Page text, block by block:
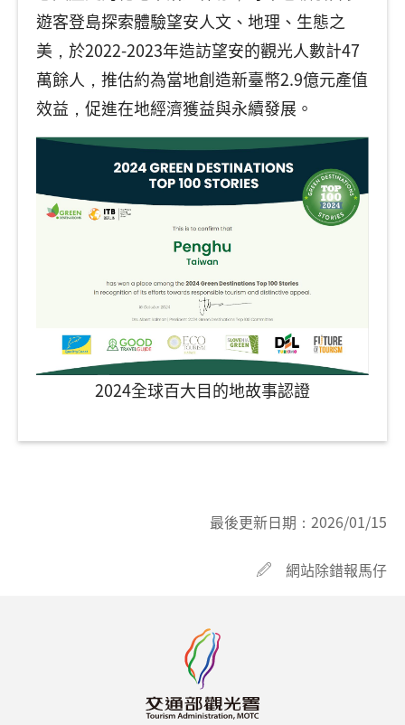
遊客登島探索體驗望安人文、地理、生態之
美，於2022-2023年造訪望安的觀光人數計47
萬餘人，推估約為當地創造新臺幣2.9億元產值
效益，促進在地經濟獲益與永續發展。
2024全球百大目的地故事認證
最後更新日期： 2026/01/15
網站除錯報馬仔